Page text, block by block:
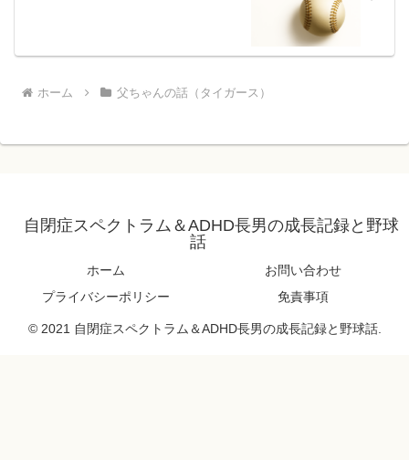
ホーム 父ちゃんの話（タイガース）
自閉症スペクトラム＆ADHD長男の成長記録と野球
話
ホーム
お問い合わせ
プライバシーポリシー
免責事項
© 2021 自閉症スペクトラム＆ADHD長男の成長記録と野球話.